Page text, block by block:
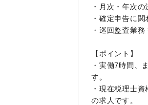
・月次・年次
・確定申告に関
・巡回監査業務
【ポイント】
・実働7時間、
す。
・現在税理士
の求人です。